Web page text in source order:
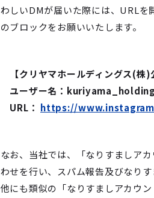
わしいDMが届いた際には、URLを
のブロックをお願いいたします。
【クリヤマホールディングス(
ユーザー名：
URL： https://
なお、当社では、「なりすましア
わせを行い、スパム報告及びなり
他にも類似の「なりすましアカウ